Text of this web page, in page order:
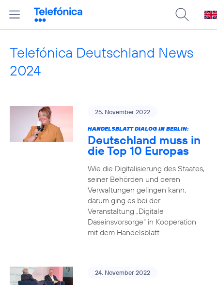
Telefónica Deutschland News
2024
25. November 2022
HANDELSBLATT DIALOG IN BERLIN:
Deutschland muss in
die Top 10 Europas
Wie die Digitalisierung des Staates,
seiner Behörden und deren
Verwaltungen gelingen kann,
darum ging es bei der
Veranstaltung „Digitale
Daseinsvorsorge“ in Kooperation
mit dem Handelsblatt.
24. November 2022